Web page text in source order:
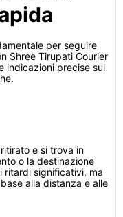
per seguire
Shree Tirupati Courier
indicazioni precise sul
e si trova in
o la destinazione
ritardi significativi, ma
alla distanza e alle